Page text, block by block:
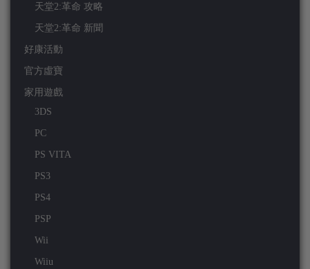
天堂2:革命 攻略
天堂2:革命 新聞
好康活動
官方虛寶
家用遊戲
3DS
PC
PS VITA
PS3
PS4
PSP
Wii
Wiiu